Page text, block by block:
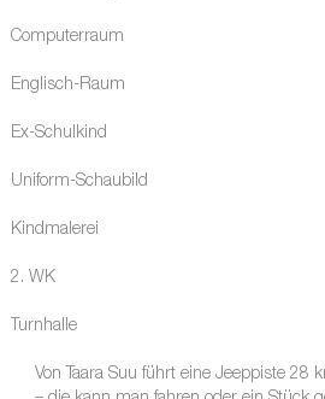
Computerraum
Englisch-Raum
Ex-Schulkind
Uniform-Schaubild
Kindmalerei
2. WK
Turnhalle
Von Taara Suu führt eine Jeeppiste 28